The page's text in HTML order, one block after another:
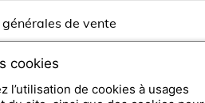
de vente
cookies
l’utilisation de cookies à usages